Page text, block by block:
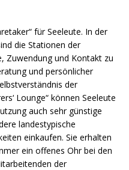
für Seeleute. In der
die Stationen der
Zuwendung und Kontakt zu
und persönlicher
der
Lounge“ können Seeleute
auch sehr günstige
landestypische
einkaufen. Sie erhalten
ein offenes Ohr bei den
der